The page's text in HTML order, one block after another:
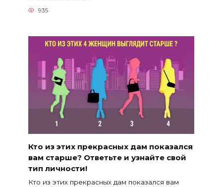
935
Кто из этих прекрасных дам показался
вам старше? Ответьте и узнайте свой
тип личности!
Кто из этих прекрасных дам показался вам